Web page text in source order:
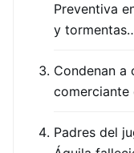
Preventiva
y
Condenan a
comerciante
Padres del